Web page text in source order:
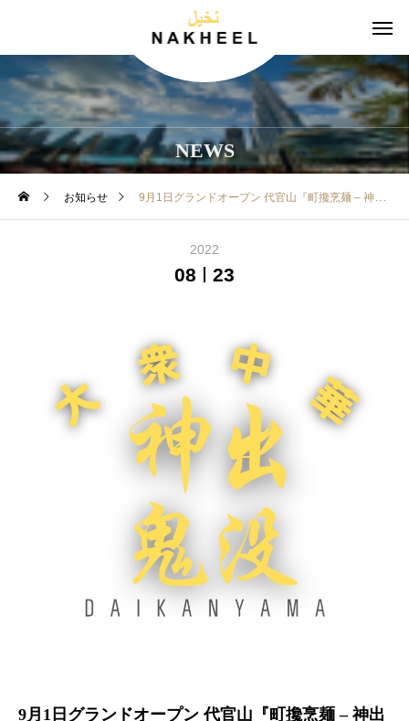
NEWS
お知らせ 9月1日グランドオープン 代官山『町攙烹麺 – 神出鬼没』
2022
08 23
9月1日グランドオープン 代官山『町攙烹麺 – 神出